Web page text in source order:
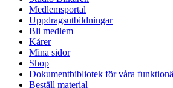
Medlemsportal
Uppdragsutbildningar
Bli medlem
Kårer
Mina sidor
Shop
Dokumentbibliotek för våra
Beställ material